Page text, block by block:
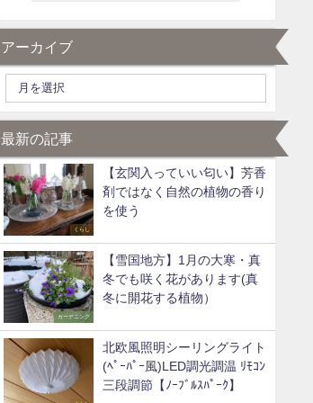
アーカイブ
最新の記事
くらし
【玄関入っていい匂い】芳香
剤ではなく自然の植物の香り
を使う
ガーデニング
【雪国地方】1月の大寒・真
冬でも咲く花があります(真
冬に開花する植物）
北欧風照明シーリングライト
(ﾍﾟｰﾊﾟｰ風)LED調光調温 ﾘﾓｺﾝ
三段調節【ﾉｰﾌﾞﾙｽﾊﾟｰｸ】